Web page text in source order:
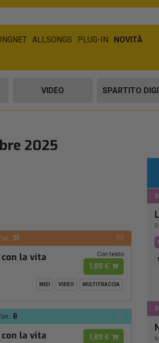
ALLSONGS PLUG-IN
NOVITÀ
VIDEO SPARTITO
2025
SI
la vita Con testo
1,89 €
MIDI VIDEO MULTITRACCIA
B
la vita 1,89 €